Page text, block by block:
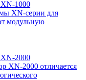
XN-1000
ХN-серии для
модульную
XN-2000
XN-2000 отличается